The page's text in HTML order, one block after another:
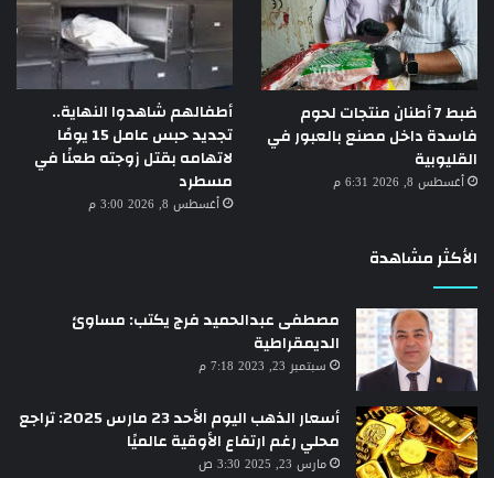
ضبط 7 أطنان منتجات لحوم
فاسدة داخل مصنع بالعبور في
القليوبية
أغسطس 8, 2026 6:31 م
أطفالهم شاهدوا النهاية..
تجديد حبس عامل 15 يومًا
لاتهامه بقتل زوجته طعنًا في
مسطرد
أغسطس 8, 2026 3:00 م
الأكثر مشاهدة
مصطفى عبدالحميد فرج يكتب: مساوئ
الديمقراطية
سبتمبر 23, 2023 7:18 م
أسعار الذهب اليوم الأحد 23 مارس 2025: تراجع
محلي رغم ارتفاع الأوقية عالميًا
مارس 23, 2025 3:30 ص